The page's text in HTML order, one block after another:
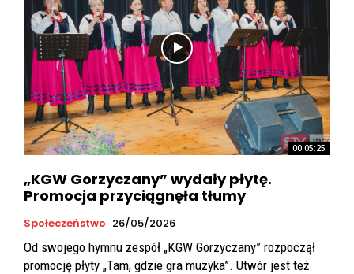
00:05:25
„KGW Gorzyczany” wydały płytę.
Promocja przyciągnęła tłumy
Społeczeństwo 26/05/2026
Od swojego hymnu zespół „KGW Gorzyczany” rozpoczął
promocję płyty „Tam, gdzie gra muzyka”. Utwór jest też